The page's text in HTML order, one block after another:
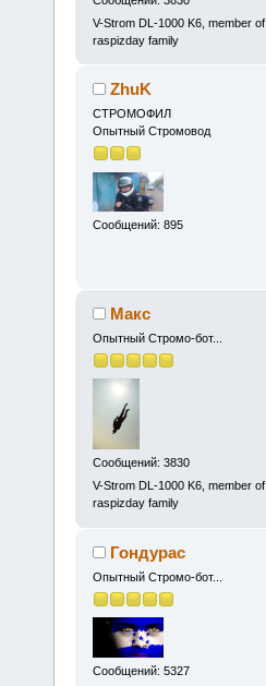
V-Strom DL-1000 K6, member of
raspizday family
ZhuK
СТРОМОФИЛ
Опытный Стромовод
Сообщений: 895
Макс
Опытный Стромо-бот...
Сообщений: 3830
V-Strom DL-1000 K6, member of
raspizday family
Гондурас
Опытный Стромо-бот...
Сообщений: 5327